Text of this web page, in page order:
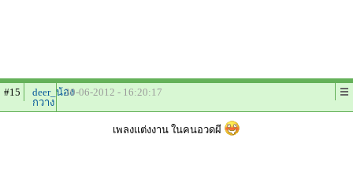
#15
deer_น้อง
กวาง
30-06-2012 - 16:20:17
เพลงแต่งงาน ในคนอวดผี